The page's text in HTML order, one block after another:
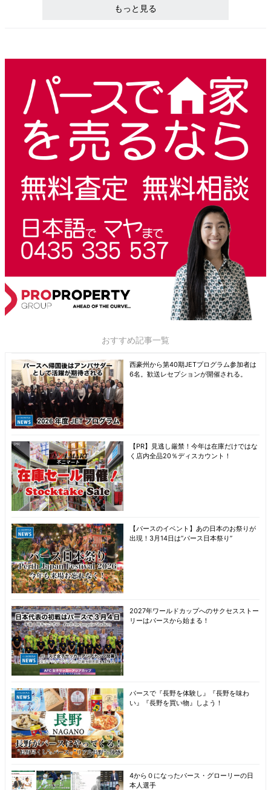
もっと見る
おすすめ記事一覧
西豪州から第40期JETプログラム参加者は
6名。歓送レセプションが開催される。
【PR】見逃し厳禁！今年は在庫だけではな
く店内全品20％ディスカウント！
【パースのイベント】あの日本のお祭りが
出現！3月14日は“パース日本祭り”
2027年ワールドカップへのサクセスストー
リーはパースから始まる！
パースで『長野を体験し』『長野を味わ
い』『長野を買い物』しよう！
4から０になったパース・グローリーの日
本人選手